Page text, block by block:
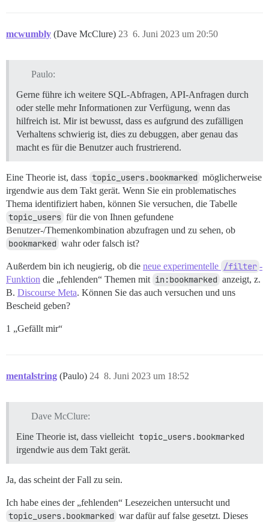
mcwumbly (Dave McClure) 6. Juni 2023 um 20:50
23
Paulo:
Gerne führe ich weitere SQL-Abfragen, API-Anfragen durch
oder stelle mehr Informationen zur Verfügung, wenn das
hilfreich ist. Mir ist bewusst, dass es aufgrund des zufälligen
Verhaltens schwierig ist, dies zu debuggen, aber genau das
macht es für die Benutzer auch frustrierend.
Eine Theorie ist, dass topic_users.bookmarked möglicherweise
irgendwie aus dem Takt gerät. Wenn Sie ein problematisches
Thema identifiziert haben, können Sie versuchen, die Tabelle
topic_users für die von Ihnen gefundene
Benutzer-/Themenkombination abzufragen und zu sehen, ob
bookmarked wahr oder falsch ist?
Außerdem bin ich neugierig, ob die neue experimentelle /filter -
Funktion die „fehlenden“ Themen mit in:bookmarked anzeigt, z.
B. Discourse Meta. Können Sie das auch versuchen und uns
Bescheid geben?
1 „Gefällt mir“
mentalstring (Paulo) 8. Juni 2023 um 18:52
24
Dave McClure:
Eine Theorie ist, dass vielleicht topic_users.bookmarked
irgendwie aus dem Takt gerät.
Ja, das scheint der Fall zu sein.
Ich habe eines der „fehlenden“ Lesezeichen untersucht und
topic_users.bookmarked war dafür auf false gesetzt. Dieses